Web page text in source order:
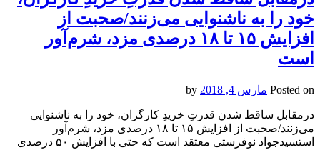
خود را به ناشنوایی می‌زنند/صحبت از
افزایش ۱۵ تا ۱۸ درصدی مزد، شرم‌آور
است
Posted on مارس 4, 2018
درمقابل ساقط شدن قدرتِ خریدِ کارگران، خود را به ناشنوایی
می‌زنند/صحبت از افزایش ۱۵ تا ۱۸ درصدی مزد، شرم‌آور
استسیدجواد نوفرستی معتقد است که حتی با افزایش ۵۰ درصدی